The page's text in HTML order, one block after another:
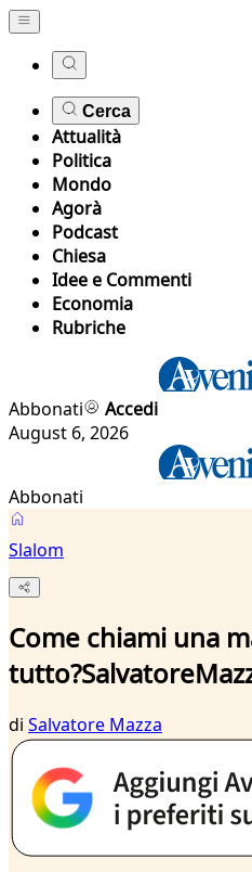
Cerca
Attualità
Politica
Mondo
Agorà
Podcast
Chiesa
Idee e Commenti
Economia
Rubriche
Abbonati
Accedi
August 6, 2026
Abbonati
Slalom
Come chiami una
di Salvatore Mazza